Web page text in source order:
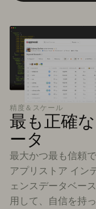
精度＆スケール
最も正確
ータ
最大かつ最も信頼
アプリストア イン
ェンスデータベー
用して、自信を持